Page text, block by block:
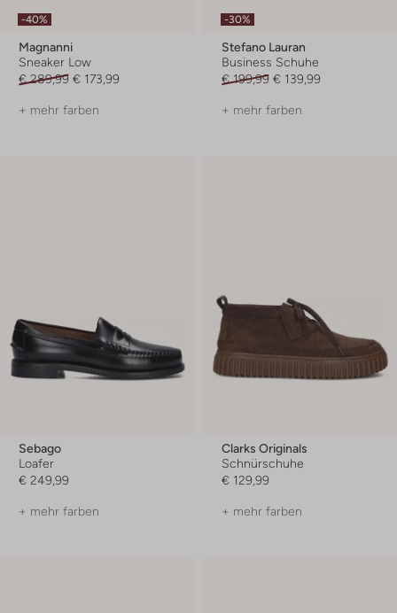
-40%
Magnanni
Sneaker Low
€ 289,99 € 173,99
+ mehr farben
-30%
Stefano Lauran
Business Schuhe
€ 199,99 € 139,99
+ mehr farben
Sebago
Loafer
€ 249,99
+ mehr farben
Clarks Originals
Schnürschuhe
€ 129,99
+ mehr farben